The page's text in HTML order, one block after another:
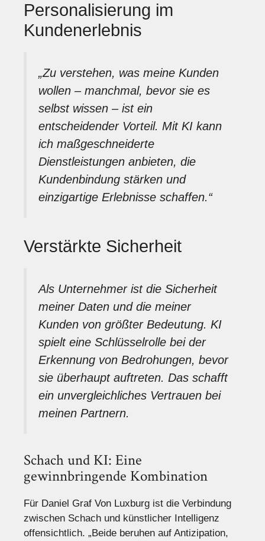
Personalisierung im
Kundenerlebnis
„Zu verstehen, was meine Kunden
wollen – manchmal, bevor sie es
selbst wissen – ist ein
entscheidender Vorteil. Mit KI kann
ich maßgeschneiderte
Dienstleistungen anbieten, die
Kundenbindung stärken und
einzigartige Erlebnisse schaffen.“
Verstärkte Sicherheit
Als Unternehmer ist die Sicherheit
meiner Daten und die meiner
Kunden von größter Bedeutung. KI
spielt eine Schlüsselrolle bei der
Erkennung von Bedrohungen, bevor
sie überhaupt auftreten. Das schafft
ein unvergleichliches Vertrauen bei
meinen Partnern.
Schach und KI: Eine
gewinnbringende Kombination
Für Daniel Graf Von Luxburg ist die Verbindung
zwischen Schach und künstlicher Intelligenz
offensichtlich. „Beide beruhen auf Antizipation,